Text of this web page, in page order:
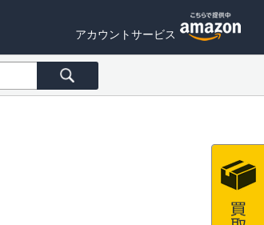
アカウントサービス